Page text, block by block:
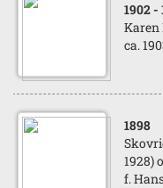
1902 -
Karen
ca.
1898
1928)
f.